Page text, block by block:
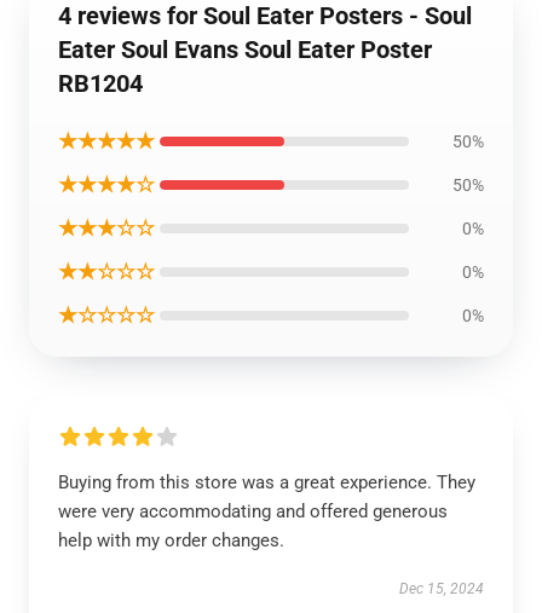
4 reviews for Soul Eater Posters - Soul
Eater Soul Evans Soul Eater Poster
RB1204
★★★★★ 50%
★★★★☆ 50%
★★★☆☆ 0%
★★☆☆☆ 0%
★☆☆☆☆ 0%
Buying from this store was a great experience. They
were very accommodating and offered generous
help with my order changes.
Dec 15, 2024